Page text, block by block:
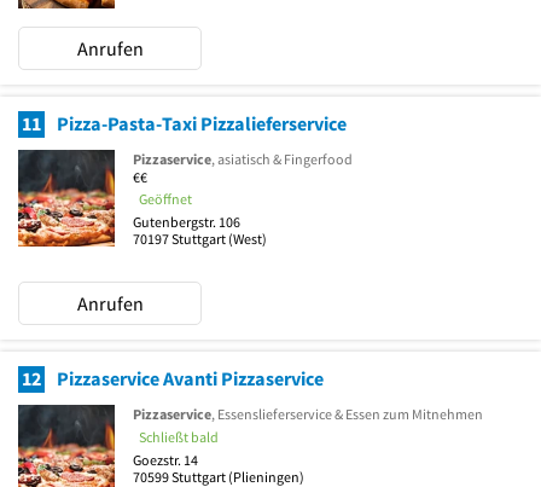
Anrufen
11 Pizza-Pasta-Taxi Pizzalieferservice
Pizzaservice, asiatisch & Fingerfood
€€
Geöffnet
Gutenbergstr. 106
70197Stuttgart (West)
Anrufen
12 Pizzaservice Avanti Pizzaservice
Pizzaservice, Essenslieferservice & Essen zum Mitnehmen
Schließt bald
Goezstr. 14
70599Stuttgart (Plieningen)